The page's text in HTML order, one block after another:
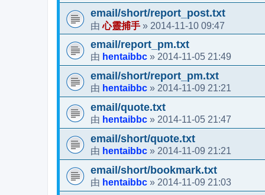
email/short/report_post.txt
由心靈捕手 » 2014-11-10 09:47
email/report_pm.txt
由 hentaibbc » 2014-11-05 21:49
email/short/report_pm.txt
由 hentaibbc » 2014-11-09 21:21
email/quote.txt
由 hentaibbc » 2014-11-05 21:47
email/short/quote.txt
由 hentaibbc » 2014-11-09 21:21
email/short/bookmark.txt
由 hentaibbc » 2014-11-09 21:03